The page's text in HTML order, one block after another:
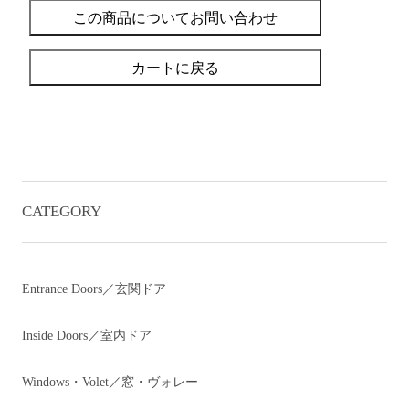
この商品についてお問い合わせ
カートに戻る
CATEGORY
Entrance Doors／玄関ドア
Inside Doors／室内ドア
Windows・Volet／窓・ヴォレー